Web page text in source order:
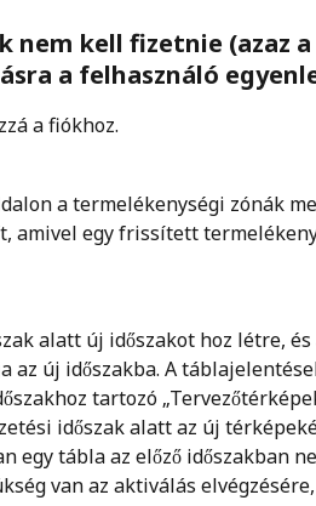
nem kell fizetnie (azaz
a felhasználó
a fiókhoz.
a termelékenységi zónák
amivel egy frissített
alatt új időszakot hoz létre,
az új időszakba. A
tartozó
időszak alatt az új
egy tábla az előző időszakban
van az aktiválás